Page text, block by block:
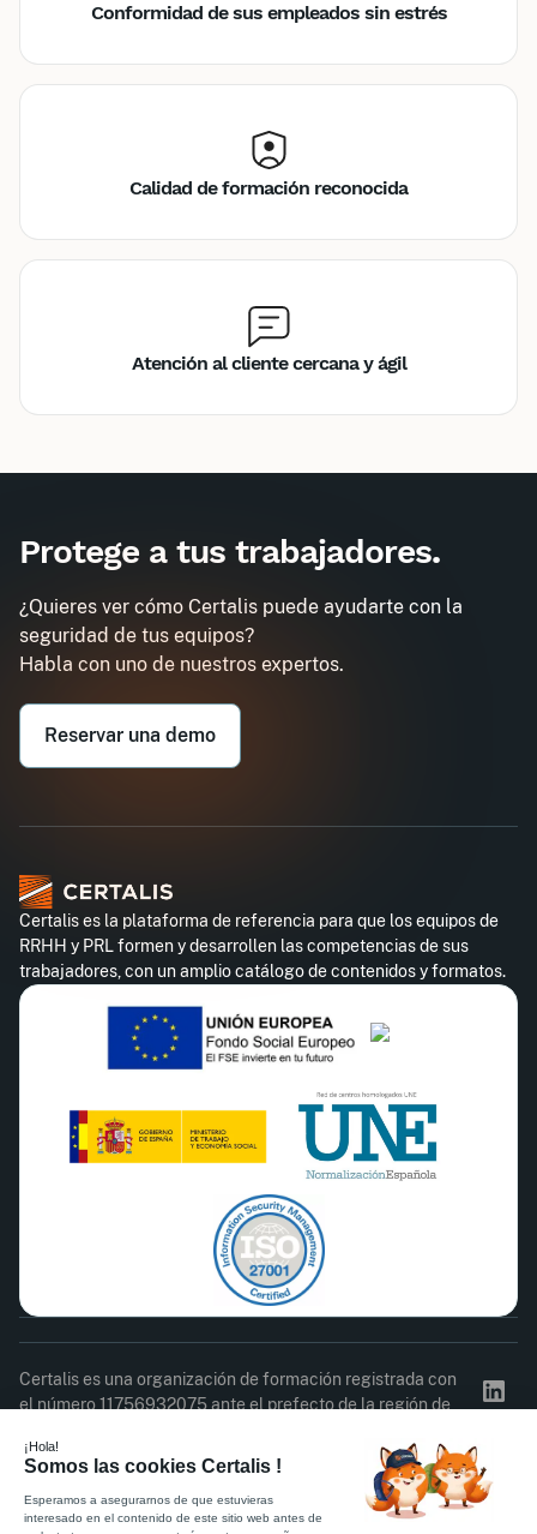
Conformidad de sus empleados sin estrés
Calidad de formación reconocida
Atención al cliente cercana y ágil
Demander un devis
Carnet de manipulador de gases
Obtenez un devis personnalisé pour votre
entreprise dans l'heure
Email professionnel*
Protege a tus trabajadores.
¿Quieres ver cómo Certalis puede ayudarte con la
seguridad de tus equipos?
Habla con uno de nuestros expertos.
Reservar una demo
Certalis es la plataforma de referencia para que los equipos de
RRHH y PRL formen y desarrollen las competencias de sus
trabajadores, con un amplio catálogo de contenidos y formatos.
Certalis es una organización de formación registrada con
el número 11756932075 ante el prefecto de la región de
del Estado.
Acta de asistenciaCuestionario de satisfacción
Política de PrivacidadReglamento interno Información legal